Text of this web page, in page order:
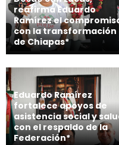
reafirma Eduardo
Ramírez el
con la transformación
de Chiapas*
Eduardo Ramírez
fortalece apoyos de
asistencia social y
con el respaldo de la
Federación*